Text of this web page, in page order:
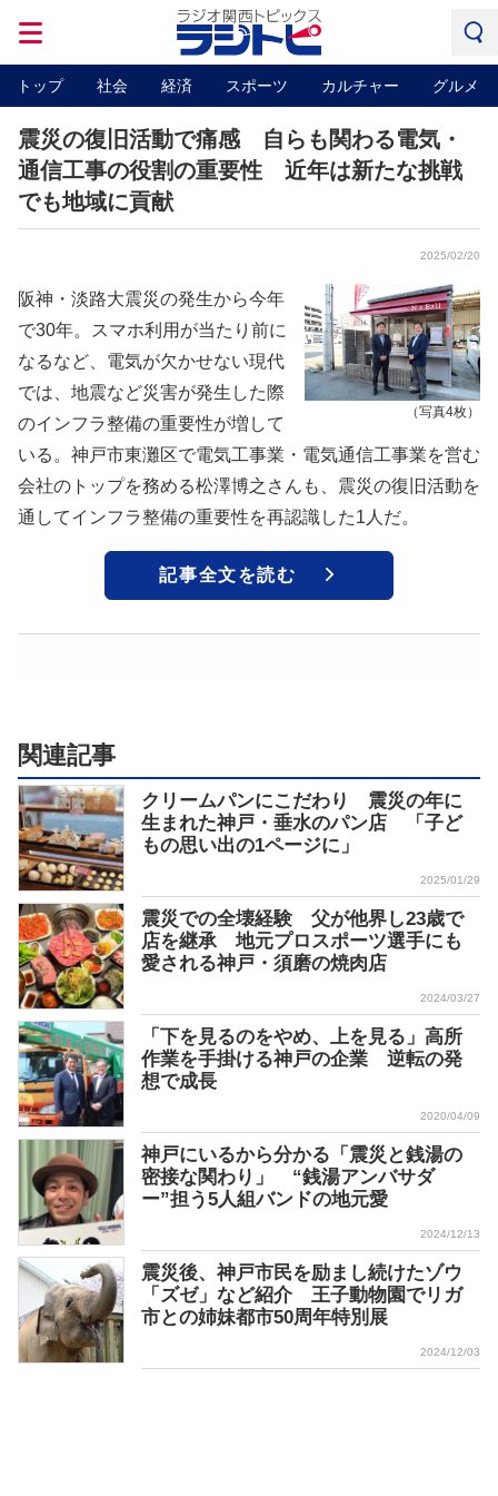
トップ 社会 経済 スポーツ カルチャー グルメ
震災の復旧活動で痛感 自らも関わる電気・
通信工事の役割の重要性 近年は新たな挑戦
でも地域に貢献
2025/02/20
（写真4枚）
阪神・淡路大震災の発生から今年
で30年。スマホ利用が当たり前に
なるなど、電気が欠かせない現代
では、地震など災害が発生した際
のインフラ整備の重要性が増して
いる。神戸市東灘区で電気工事業・電気通信工事業を営む
会社のトップを務める松澤博之さんも、震災の復旧活動を
通してインフラ整備の重要性を再認識した1人だ。
記事全文を読む
関連記事
クリームパンにこだわり 震災の年に
生まれた神戸・垂水のパン店 「子ど
もの思い出の1ページに」
2025/01/29
震災での全壊経験 父が他界し23歳で
店を継承 地元プロスポーツ選手にも
愛される神戸・須磨の焼肉店
2024/03/27
「下を見るのをやめ、上を見る」高所
作業を手掛ける神戸の企業 逆転の発
想で成長
2020/04/09
神戸にいるから分かる「震災と銭湯の
密接な関わり」 “銭湯アンバサダ
ー”担う5人組バンドの地元愛
2024/12/13
震災後、神戸市民を励まし続けたゾウ
「ズゼ」など紹介 王子動物園でリガ
市との姉妹都市50周年特別展
2024/12/03